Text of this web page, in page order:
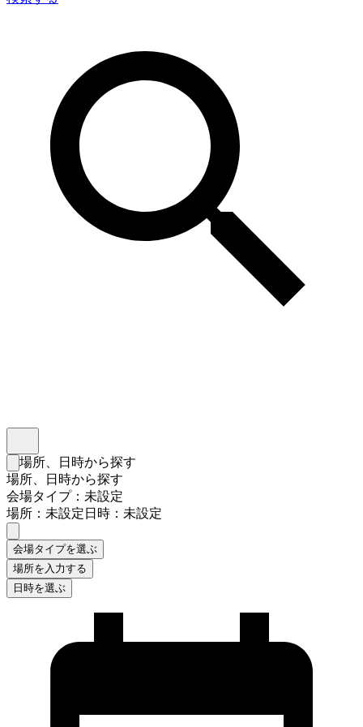
検索フォームを閉じる
場所、日時から探す
場所、日時から探す
会場タイプ：未設定
場所：未設定日時：未設定
会場タイプを選ぶ
場所を入力する
日時を選ぶ